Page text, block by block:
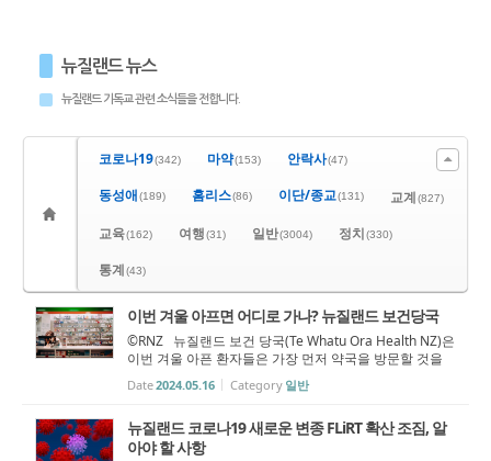
뉴질랜드 뉴스
뉴질랜드 기독교 관련 소식들을 전합니다.
코로나19(342) 마약(153) 안락사(47)
동성애(189) 홈리스(86) 이단/종교(131) 교계(827)
교육(162) 여행(31) 일반(3004) 정치(330)
통계(43)
이번 겨울 아프면 어디로 가나? 뉴질랜드 보건당국
©RNZ 뉴질랜드 보건 당국(Te Whatu Ora Health NZ)은
이번 겨울 아픈 환자들은 가장 먼저 약국을 방문할 것을
권장했다. GP는 이번 겨울도 수많은 환자로 압박을 받고
있으며 대기 시간도 길다. 보건 당국은 이런 GP보다는 약
Date2024.05.16 Category 일반
뉴질랜드 코로나19 새로운 변종 FLiRT 확산 조짐, 알
아야 할 사항